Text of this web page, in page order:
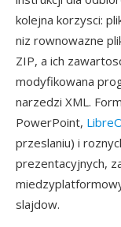
kolejna korzysci:
niz rownowazne
ZIP, a ich
modyfikowana
narzedzi XML.
PowerPoint,
przeslaniu) i
prezentacyjnych,
slajdow.